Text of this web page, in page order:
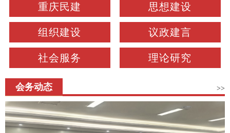
重庆民建 思想建设
组织建设 议政建言
社会服务 理论研究
会务动态 >>